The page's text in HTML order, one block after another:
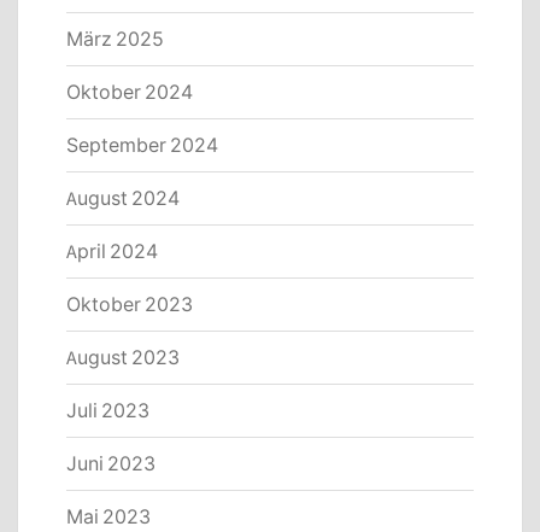
März 2025
Oktober 2024
September 2024
August 2024
April 2024
Oktober 2023
August 2023
Juli 2023
Juni 2023
Mai 2023